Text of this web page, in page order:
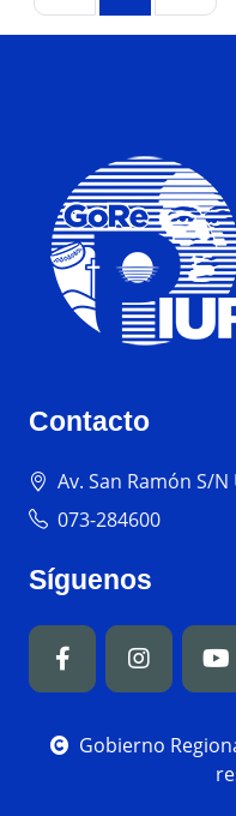
Contacto
Av. San Ramón S/
073-284600
Síguenos
Gobierno